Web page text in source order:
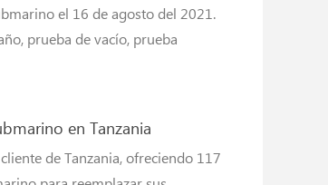
el 16 de agosto del 2021.
prueba de vacío, prueba
en Tanzania
de Tanzania, ofreciendo 117